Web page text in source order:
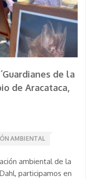
de la
de Aracataca,
AMBIENTAL
ambiental de la
participamos en